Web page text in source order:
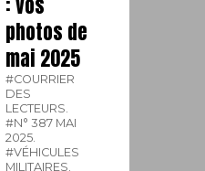
photos de
mai 2025
#COURRIER
DES
LECTEURS.
#N° 387 MAI
2025.
#VÉHICULES
MILITAIRES.